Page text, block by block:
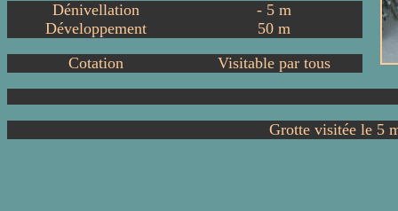
Dénivellation
- 5m
Développement
50m
Cotation
Visitable par tous
Grotte visitée le 5